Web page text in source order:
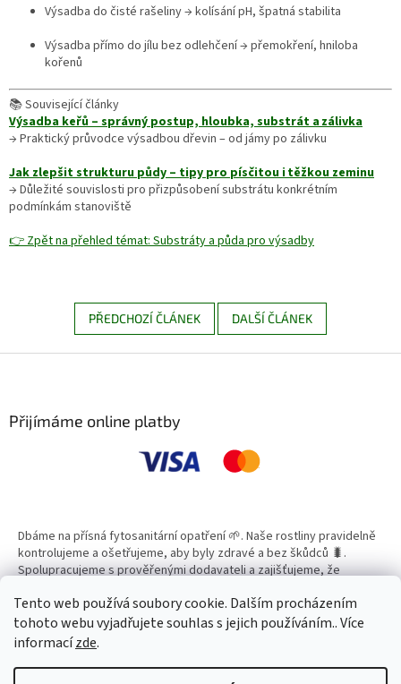
Tento web používá soubory cookie. Dalším procházením
tohoto webu vyjadřujete souhlas s jejich používáním.. Více
informacízde.
Výsadba do čisté rašeliny → kolísání pH, špatná stabilita
Výsadba přímo do jílu bez odlehčení → přemokření, hniloba
kořenů
📚 Související články
Výsadba keřů – správný postup, hloubka, substrát a zálivka
→ Praktický průvodce výsadbou dřevin – od jámy po zálivku
Jak zlepšit strukturu půdy – tipy pro písčitou i těžkou zeminu
→ Důležité souvislosti pro přizpůsobení substrátu konkrétním
podmínkám stanoviště
👉 Zpět na přehled témat: Substráty a půda pro výsadby
PŘEDCHOZÍ ČLÁNEK DALŠÍ ČLÁNEK
Přijímáme online platby
Dbáme na přísná fytosanitární opatření 🌱. Naše rostliny pravidelně
kontrolujeme a ošetřujeme, aby byly zdravé a bez škůdců 🐛.
Spolupracujeme s prověřenými dodavateli a zajišťujeme, že